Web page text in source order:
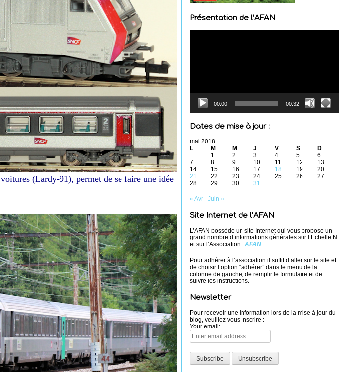
(Lardy-91), permet de se faire une idée
Présentation de l’AFAN
00:00 00:32
Dates de mise à jour :
mai 2018
L
M M J V S
D
1
2 3 4 5
6
7
8 9 10 11 12
13
14
15 16 17 18 19
20
21
22 23 24 25 26
27
28
29 30 31
« Avr Juin »
Site Internet de l’AFAN
L’AFAN possède un site Internet qui vous propose un
grand nombre d’informations générales sur l’Echelle N
et sur l’Association : AFAN
Pour adhérer à l’association il suffit d’aller sur le site et
de choisir l’option “adhérer” dans le menu de la
colonne de gauche, de remplir le formulaire et de
suivre les instructions.
Newsletter
Pour recevoir une information lors de la mise à jour du
blog, veuillez vous inscrire :
Your email: